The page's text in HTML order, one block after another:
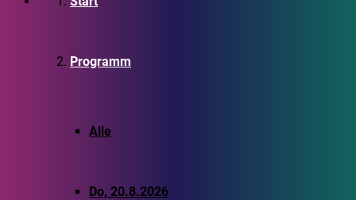
Programm
Alle
Do, 20.8.2026